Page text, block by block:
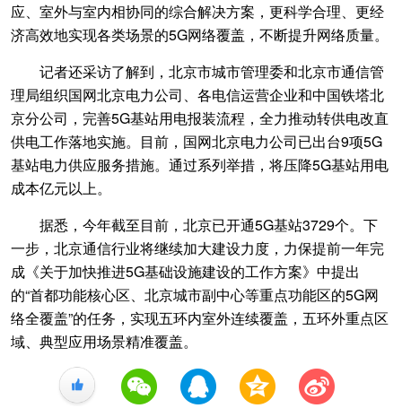
应、室外与室内相协同的综合解决方案，更科学合理、更经
济高效地实现各类场景的5G网络覆盖，不断提升网络质量。
记者还采访了解到，北京市城市管理委和北京市通信管
理局组织国网北京电力公司、各电信运营企业和中国铁塔北
京分公司，完善5G基站用电报装流程，全力推动转供电改直
供电工作落地实施。目前，国网北京电力公司已出台9项5G
基站电力供应服务措施。通过系列举措，将压降5G基站用电
成本亿元以上。
据悉，今年截至目前，北京已开通5G基站3729个。下
一步，北京通信行业将继续加大建设力度，力保提前一年完
成《关于加快推进5G基础设施建设的工作方案》中提出
的“首都功能核心区、北京城市副中心等重点功能区的5G网
络全覆盖”的任务，实现五环内室外连续覆盖，五环外重点区
域、典型应用场景精准覆盖。
+1